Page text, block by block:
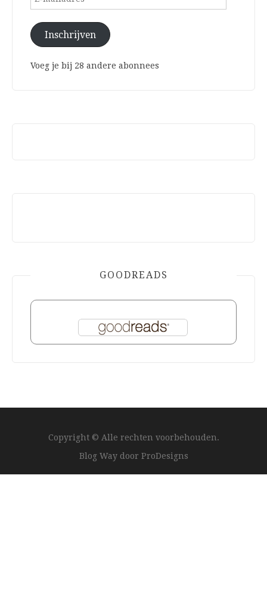
mailadres
Inschrijven
Voeg je bij 28 andere abonnees
GOODREADS
Copyright © Alle rechten voorbehouden.
Blog Way door ProDesigns